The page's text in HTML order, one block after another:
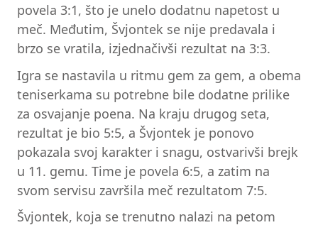
povela 3:1, što je unelo dodatnu napetost u
meč. Međutim, Švjontek se nije predavala i
brzo se vratila, izjednačivši rezultat na 3:3.
Igra se nastavila u ritmu gem za gem, a obema
teniserkama su potrebne bile dodatne prilike
za osvajanje poena. Na kraju drugog seta,
rezultat je bio 5:5, a Švjontek je ponovo
pokazala svoj karakter i snagu, ostvarivši brejk
u 11. gemu. Time je povela 6:5, a zatim na
svom servisu završila meč rezultatom 7:5.
Švjontek, koja se trenutno nalazi na petom